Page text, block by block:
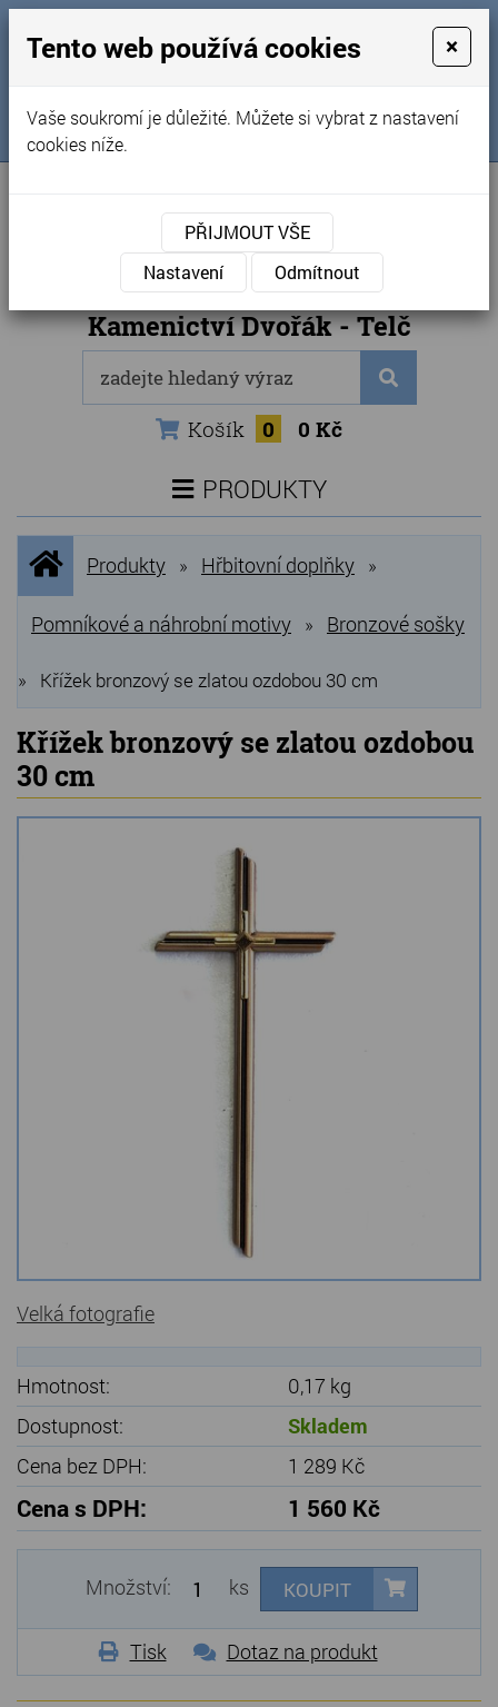
Obchodní podmínky
Kontakty
Naše kamenictví
Sledujte nás na FB
Internetový obchod
Kamenictví Dvořák - Telč
Košík 0 0 Kč
PRODUKTY
NOVINKY
NEJPRODÁVANĚJŠÍ
VÝPRODEJ
Produkty
Grilovací, pečící kameny
Lávové grilovací kameny
Kamenné truhlíky
Chladící kostky a puky
Hřbitovní doplňky
Zvířecí náhrobky a pomníčky
Štípané kamenné obklady
Gabiony, gabionový kámen
Údržba a čištění kamene
Úvodní
stránka
Produkty » Hřbitovní doplňky »
Pomníkové a náhrobní motivy » Bronzové sošky
» Křížek bronzový se zlatou ozdobou 30 cm
Křížek bronzový se zlatou ozdobou
30 cm
Velká fotografie
Hmotnost:
0,17 kg
Dostupnost:
Skladem
Cena bez DPH:
1 289 Kč
Cena s DPH: 1 560 Kč
Množství: ks KOUPIT
Tisk Dotaz na produkt
Tento web používá cookies ×
Vaše soukromí je důležité. Můžete si vybrat z nastavení
cookies níže.
PŘIJMOUT VŠE
Nastavení
Odmítnout